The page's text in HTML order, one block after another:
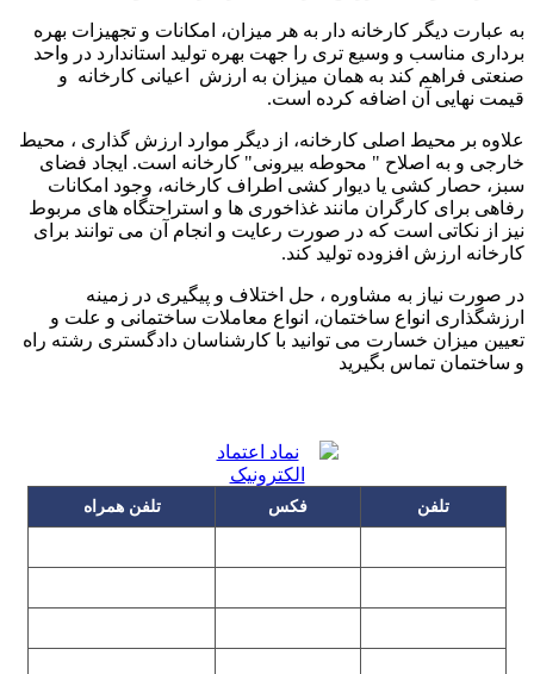
به عبارت دیگر کارخانه دار به هر میزان، امکانات و تجهیزات بهره
برداری مناسب و وسیع تری را جهت بهره تولید استاندارد در واحد
صنعتی فراهم کند به همان میزان به ارزش اعیانی کارخانه و
قیمت نهایی آن اضافه کرده است.
علاوه بر محیط اصلی کارخانه، از دیگر موارد ارزش گذاری ، محیط
خارجی و به اصلاح " محوطه بیرونی" کارخانه است. ایجاد فضای
سبز، حصار کشی یا دیوار کشی اطراف کارخانه، وجود امکانات
رفاهی برای کارگران مانند غذاخوری ها و استراحتگاه های مربوط
نیز از نکاتی است که در صورت رعایت و انجام آن می توانند برای
کارخانه ارزش افزوده تولید کند.
در صورت نیاز به مشاوره ، حل اختلاف و پیگیری در زمینه
ارزشگذاری انواع ساختمان، انواع معاملات ساختمانی و علت و
تعیین میزان خسارت می توانید با کارشناسان دادگستری رشته راه
و ساختمان تماس بگیرید
تلفن فکس تلفن همراه